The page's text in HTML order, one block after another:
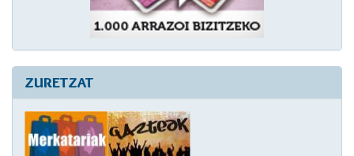
ZURETZAT